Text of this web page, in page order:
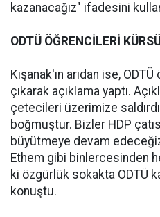
kazanacağız" ifadesini
ODTÜ ÖĞRENCİLERİ
Kışanak'ın arıdan ise,
çıkarak açıklama yaptı.
çetecileri üzerimize
boğmuştur. Bizler HDP
büyütmeye devam
Ethem gibi binlercesinden
ki özgürlük sokakta ODTÜ
konuştu.